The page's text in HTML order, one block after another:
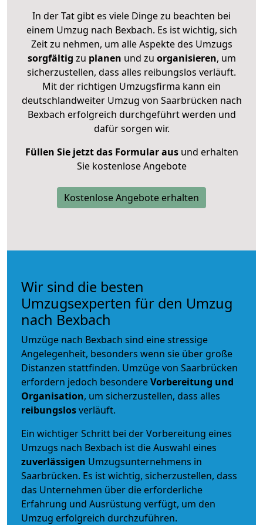
In der Tat gibt es viele Dinge zu beachten bei
einem Umzug nach Bexbach. Es ist wichtig, sich
Zeit zu nehmen, um alle Aspekte des Umzugs
sorgfältig zu planen und zu organisieren, um
sicherzustellen, dass alles reibungslos verläuft.
Mit der richtigen Umzugsfirma kann ein
deutschlandweiter Umzug von Saarbrücken nach
Bexbach erfolgreich durchgeführt werden und
dafür sorgen wir.
Füllen Sie jetzt das Formular ausund erhalten
Sie kostenlose Angebote
Kostenlose Angebote erhalten
Wir sind die besten
Umzugsexperten für den Umzug
nach Bexbach
Umzüge nach Bexbach sind eine stressige
Angelegenheit, besonders wenn sie über große
Distanzen stattfinden. Umzüge von Saarbrücken
erfordern jedoch besondereVorbereitung und
Organisation, um sicherzustellen, dass alles
reibungslosverläuft.
Ein wichtiger Schritt bei der Vorbereitung eines
Umzugs nach Bexbach ist die Auswahl eines
zuverlässigen Umzugsunternehmens in
Saarbrücken. Es ist wichtig, sicherzustellen, dass
das Unternehmen über die erforderliche
Erfahrung und Ausrüstung verfügt, um den
Umzug erfolgreich durchzuführen.